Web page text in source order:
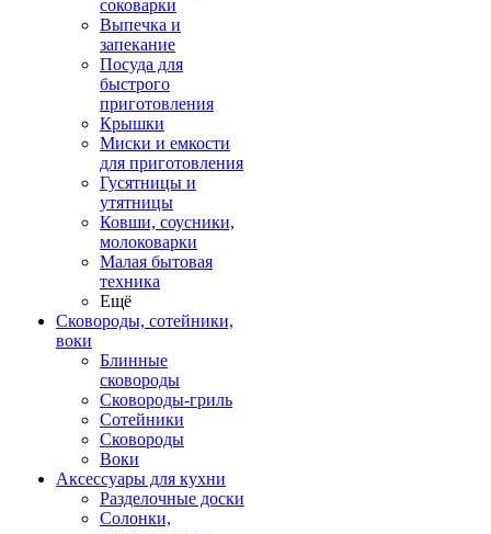
соковарки
Выпечка и
запекание
Посуда для
быстрого
приготовления
Крышки
Миски и емкости
для приготовления
Гусятницы и
утятницы
Ковши, соусники,
молоковарки
Малая бытовая
техника
Ещё
Сковороды, сотейники,
воки
Блинные
сковороды
Сковороды-гриль
Сотейники
Сковороды
Воки
Аксессуары для кухни
Разделочные доски
Солонки,